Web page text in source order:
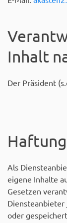
Inhalt
Der Präsident
Als
eigene Inhalte
Gesetzen
oder